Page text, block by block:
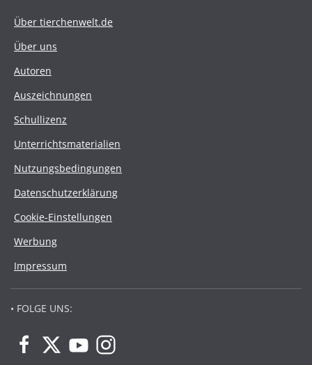
Über tierchenwelt.de
Über uns
Autoren
Auszeichnungen
Schullizenz
Unterrichtsmaterialien
Nutzungsbedingungen
Datenschutzerklärung
Cookie-Einstellungen
Werbung
Impressum
• FOLGE UNS: